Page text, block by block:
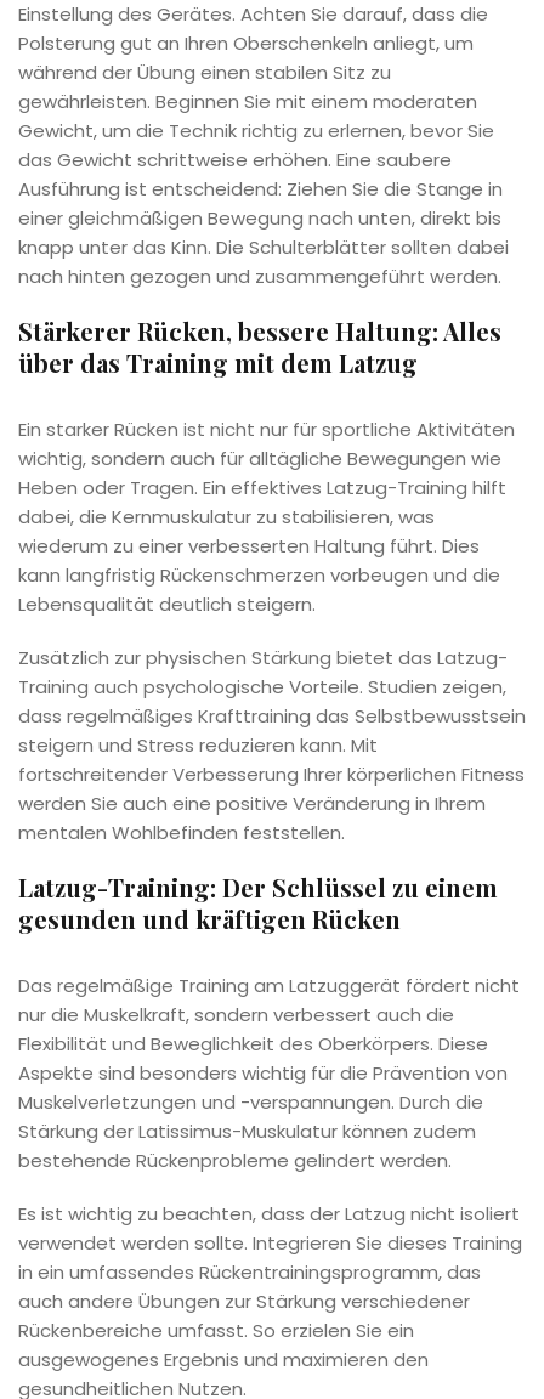
Einstellung des Gerätes. Achten Sie darauf, dass die
Polsterung gut an Ihren Oberschenkeln anliegt, um
während der Übung einen stabilen Sitz zu
gewährleisten. Beginnen Sie mit einem moderaten
Gewicht, um die Technik richtig zu erlernen, bevor Sie
das Gewicht schrittweise erhöhen. Eine saubere
Ausführung ist entscheidend: Ziehen Sie die Stange in
einer gleichmäßigen Bewegung nach unten, direkt bis
knapp unter das Kinn. Die Schulterblätter sollten dabei
nach hinten gezogen und zusammengeführt werden.
Stärkerer Rücken, bessere Haltung: Alles
über das Training mit dem Latzug
Ein starker Rücken ist nicht nur für sportliche Aktivitäten
wichtig, sondern auch für alltägliche Bewegungen wie
Heben oder Tragen. Ein effektives Latzug-Training hilft
dabei, die Kernmuskulatur zu stabilisieren, was
wiederum zu einer verbesserten Haltung führt. Dies
kann langfristig Rückenschmerzen vorbeugen und die
Lebensqualität deutlich steigern.
Zusätzlich zur physischen Stärkung bietet das Latzug-
Training auch psychologische Vorteile. Studien zeigen,
dass regelmäßiges Krafttraining das Selbstbewusstsein
steigern und Stress reduzieren kann. Mit
fortschreitender Verbesserung Ihrer körperlichen Fitness
werden Sie auch eine positive Veränderung in Ihrem
mentalen Wohlbefinden feststellen.
Latzug-Training: Der Schlüssel zu einem
gesunden und kräftigen Rücken
Das regelmäßige Training am Latzuggerät fördert nicht
nur die Muskelkraft, sondern verbessert auch die
Flexibilität und Beweglichkeit des Oberkörpers. Diese
Aspekte sind besonders wichtig für die Prävention von
Muskelverletzungen und -verspannungen. Durch die
Stärkung der Latissimus-Muskulatur können zudem
bestehende Rückenprobleme gelindert werden.
Es ist wichtig zu beachten, dass der Latzug nicht isoliert
verwendet werden sollte. Integrieren Sie dieses Training
in ein umfassendes Rückentrainingsprogramm, das
auch andere Übungen zur Stärkung verschiedener
Rückenbereiche umfasst. So erzielen Sie ein
ausgewogenes Ergebnis und maximieren den
gesundheitlichen Nutzen.